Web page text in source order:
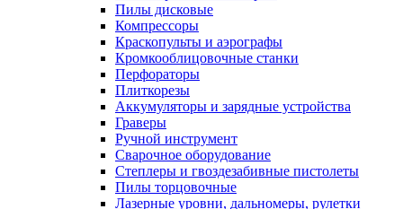
Пилы дисковые
Компрессоры
Краскопульты и аэрографы
Кромкооблицовочные станки
Перфораторы
Плиткорезы
Аккумуляторы и зарядные устройства
Граверы
Ручной инструмент
Сварочное оборудование
Степлеры и гвоздезабивные пистолеты
Пилы торцовочные
Лазерные уровни, дальномеры, рулетки